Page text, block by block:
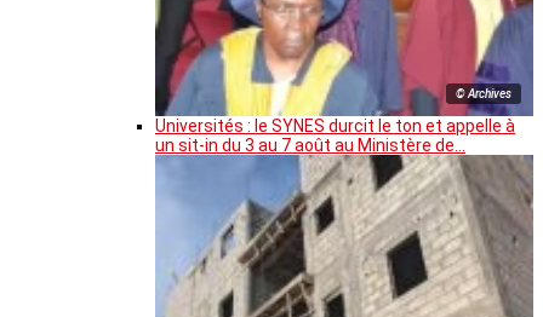
© Archives
Universités : le SYNES durcit le ton et appelle à
un sit-in du 3 au 7 août au Ministère de…